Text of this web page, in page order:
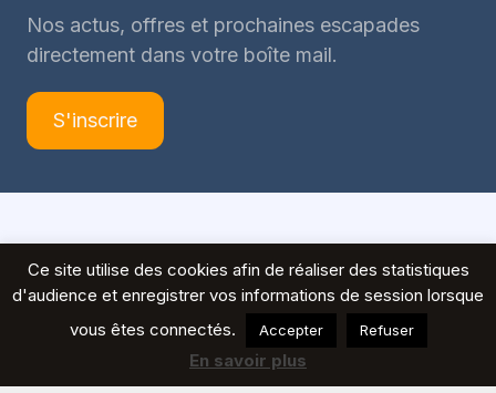
Nos actus, offres et prochaines escapades
directement dans votre boîte mail.
S'inscrire
Ce site utilise des cookies afin de réaliser des statistiques
d'audience et enregistrer vos informations de session lorsque
vous êtes connectés.
Accepter Refuser
En savoir plus